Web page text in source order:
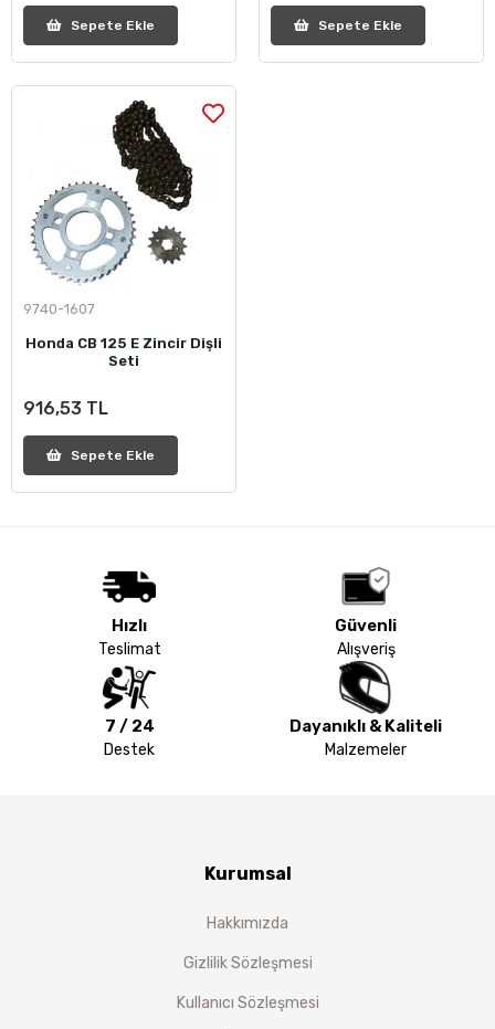
Sepete Ekle Sepete Ekle
9740-1607
Honda CB 125 E Zincir Dişli
Seti
916,53 TL
Sepete Ekle
Hızlı
Teslimat
Güvenli
Alışveriş
7 / 24
Destek
Dayanıklı & Kaliteli
Malzemeler
Kurumsal
Hakkımızda
Gizlilik Sözleşmesi
Kullanıcı Sözleşmesi